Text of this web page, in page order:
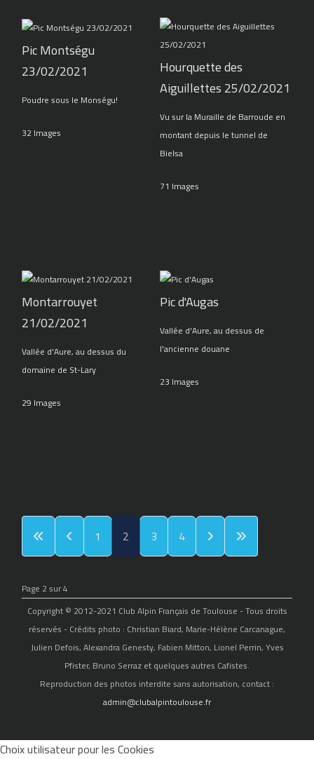
Pic Montségu
23/02/2021
Poudre sous le Monségu!
32 Images
Hourquette des
Aiguillettes 25/02/2021
Vu sur la Muraille de Barroude en
montant depuis le tunnel de
Bielsa
71 Images
Montarrouyet
21/02/2021
Vallée d'Aure, au dessus du
domaine de St-Lary
29 Images
Pic d'Augas
Vallée d'Aure, au dessus de
l'ancienne douane
23 Images
1 2 3 4
Page 2 sur 4
Copyright © 2012-2021 Club Alpin Français de Toulouse - Tous droits
réservés - Crédits photo : Christian Biard, Marie-Hélène Carcanague,
Julien Defois, Alexandra Genesty, Fabien Mitton, Lionel Perrin, Yves
Pfister, Bruno Serraz et quelques autres Cafistes.
Reproduction des photos interdite sans autorisation, contact :
admin@clubalpintoulouse.fr
Choix utilisateur pour les Cookies